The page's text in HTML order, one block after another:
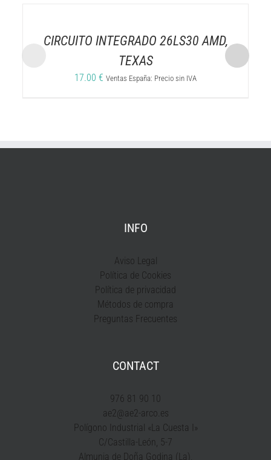
CIRCUITO INTEGRADO 26LS30 AMD,
TEXAS
17.00 € Ventas España: Precio sin IVA
INFO
Aviso Legal
Política de Cookies
Política de privacidad
Métodos de compra
Preguntas Frecuentes
CONTACT
976 81 90 10
ae2@ae2-arco.es
Polígono Industrial «La Cuesta I»
C/Castilla-León, 5-7
Almunia de Doña Godina (La),